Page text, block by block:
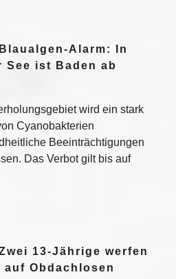
Alarm: In
See ist Baden ab
wird ein stark
Cyanobakterien
Beeinträchtigungen
Das Verbot gilt bis auf
13-Jährige werfen
Obdachlosen